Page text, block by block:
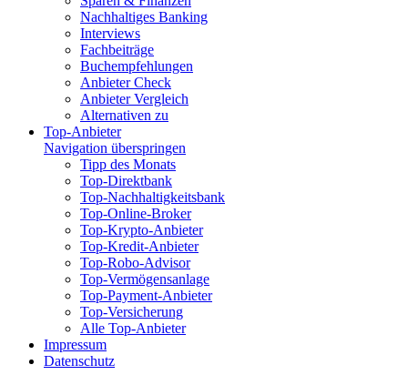
Nachhaltiges Banking
Interviews
Fachbeiträge
Buchempfehlungen
Anbieter Check
Anbieter Vergleich
Alternativen zu
Top-Anbieter
Navigation überspringen
Tipp des Monats
Top-Direktbank
Top-Nachhaltigkeitsbank
Top-Online-Broker
Top-Krypto-Anbieter
Top-Kredit-Anbieter
Top-Robo-Advisor
Top-Vermögensanlage
Top-Payment-Anbieter
Top-Versicherung
Alle Top-Anbieter
Impressum
Datenschutz